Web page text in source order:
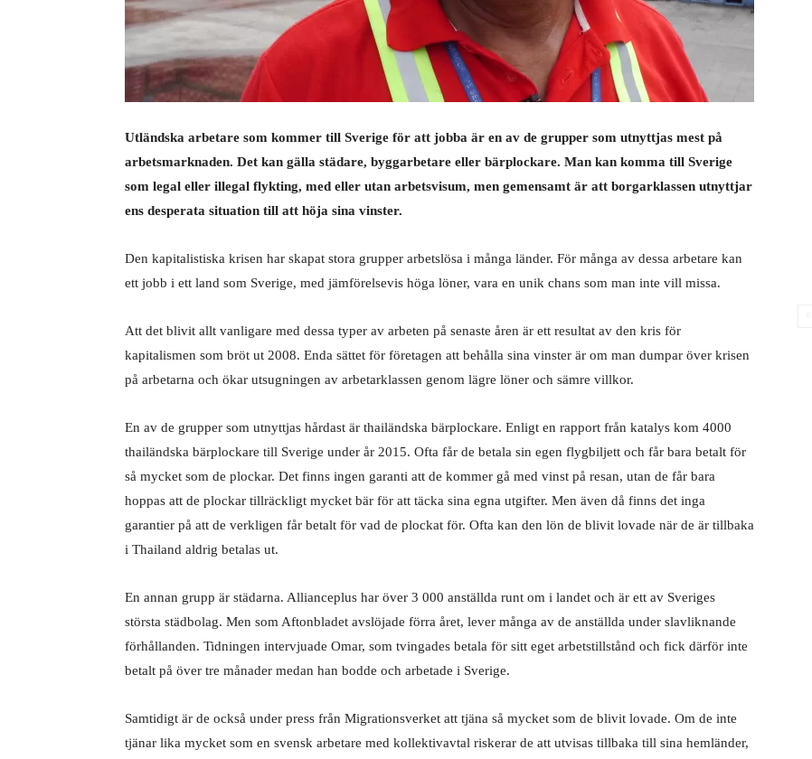
Utländska arbetare som kommer till Sverige för att jobba är en av de grupper som utnyttjas mest på
arbetsmarknaden. Det kan gälla städare, byggarbetare eller bärplockare. Man kan komma till Sverige
som legal eller illegal flykting, med eller utan arbetsvisum, men gemensamt är att borgarklassen utnyttjar
ens desperata situation till att höja sina vinster.
Den kapitalistiska krisen har skapat stora grupper arbetslösa i många länder. För många av dessa arbetare kan
ett jobb i ett land som Sverige, med jämförelsevis höga löner, vara en unik chans som man inte vill missa.
Att det blivit allt vanligare med dessa typer av arbeten på senaste åren är ett resultat av den kris för
kapitalismen som bröt ut 2008. Enda sättet för företagen att behålla sina vinster är om man dumpar över krisen
på arbetarna och ökar utsugningen av arbetarklassen genom lägre löner och sämre villkor.
En av de grupper som utnyttjas hårdast är thailändska bärplockare. Enligt en rapport från katalys kom 4000
thailändska bärplockare till Sverige under år 2015. Ofta får de betala sin egen flygbiljett och får bara betalt för
så mycket som de plockar. Det finns ingen garanti att de kommer gå med vinst på resan, utan de får bara
hoppas att de plockar tillräckligt mycket bär för att täcka sina egna utgifter. Men även då finns det inga
garantier på att de verkligen får betalt för vad de plockat för. Ofta kan den lön de blivit lovade när de är tillbaka
i Thailand aldrig betalas ut.
En annan grupp är städarna. Allianceplus har över 3 000 anställda runt om i landet och är ett av Sveriges
största städbolag. Men som Aftonbladet avslöjade förra året, lever många av de anställda under slavliknande
förhållanden. Tidningen intervjuade Omar, som tvingades betala för sitt eget arbetstillstånd och fick därför inte
betalt på över tre månader medan han bodde och arbetade i Sverige.
Samtidigt är de också under press från Migrationsverket att tjäna så mycket som de blivit lovade. Om de inte
tjänar lika mycket som en svensk arbetare med kollektivavtal riskerar de att utvisas tillbaka till sina hemländer,